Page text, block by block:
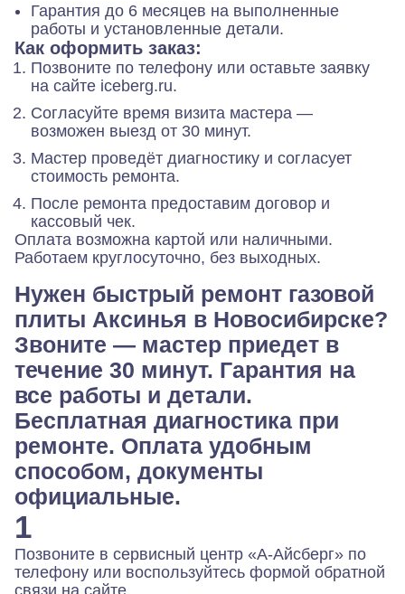
Гарантия до 6 месяцев на выполненные
работы и установленные детали.
Как оформить заказ:
Позвоните по телефону или оставьте заявку
на сайте iceberg.ru.
Согласуйте время визита мастера —
возможен выезд от 30 минут.
Мастер проведёт диагностику и согласует
стоимость ремонта.
После ремонта предоставим договор и
кассовый чек.
Оплата возможна картой или наличными.
Работаем круглосуточно, без выходных.
Нужен быстрый ремонт газовой
плиты Аксинья в Новосибирске?
Звоните — мастер приедет в
течение 30 минут. Гарантия на
все работы и детали.
Бесплатная диагностика при
ремонте. Оплата удобным
способом, документы
официальные.
1
Позвоните в сервисный центр «А-Айсберг» по
телефону или воспользуйтесь формой обратной
связи на сайте.